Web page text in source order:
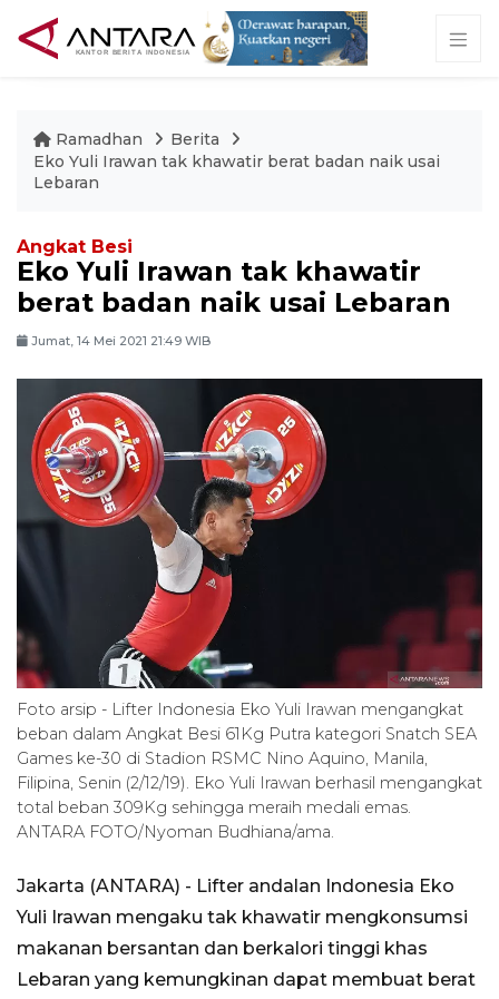
Ramadhan
Berita
Eko Yuli Irawan tak khawatir berat badan naik usai
Lebaran
Angkat Besi
Eko Yuli Irawan tak khawatir
berat badan naik usai Lebaran
Jumat, 14 Mei 2021 21:49 WIB
Foto arsip - Lifter Indonesia Eko Yuli Irawan mengangkat
beban dalam Angkat Besi 61Kg Putra kategori Snatch SEA
Games ke-30 di Stadion RSMC Nino Aquino, Manila,
Filipina, Senin (2/12/19). Eko Yuli Irawan berhasil mengangkat
total beban 309Kg sehingga meraih medali emas.
ANTARA FOTO/Nyoman Budhiana/ama.
Jakarta (ANTARA) - Lifter andalan Indonesia Eko
Yuli Irawan mengaku tak khawatir mengkonsumsi
makanan bersantan dan berkalori tinggi khas
Lebaran yang kemungkinan dapat membuat berat